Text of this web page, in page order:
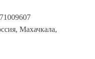
Махачкала,